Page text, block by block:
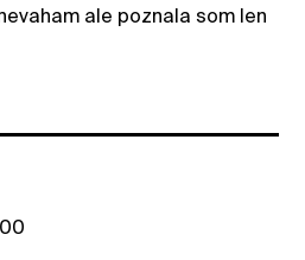
ale poznala som len